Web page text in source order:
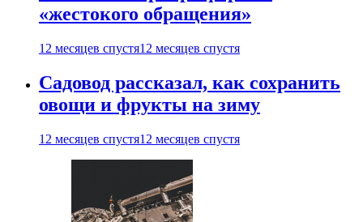
«жестокого обращения»
12 месяцев спустя12 месяцев спустя
Садовод рассказал, как сохранить
овощи и фрукты на зиму
12 месяцев спустя12 месяцев спустя